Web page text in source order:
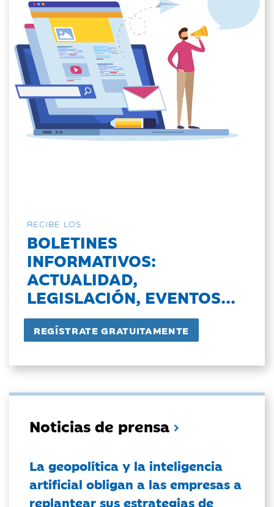
RECIBE LOS
BOLETINES
INFORMATIVOS:
ACTUALIDAD,
LEGISLACIÓN, EVENTOS...
Noticias de prensa
La geopolítica y la inteligencia
artificial obligan a las empresas a
replantear sus estrategias de